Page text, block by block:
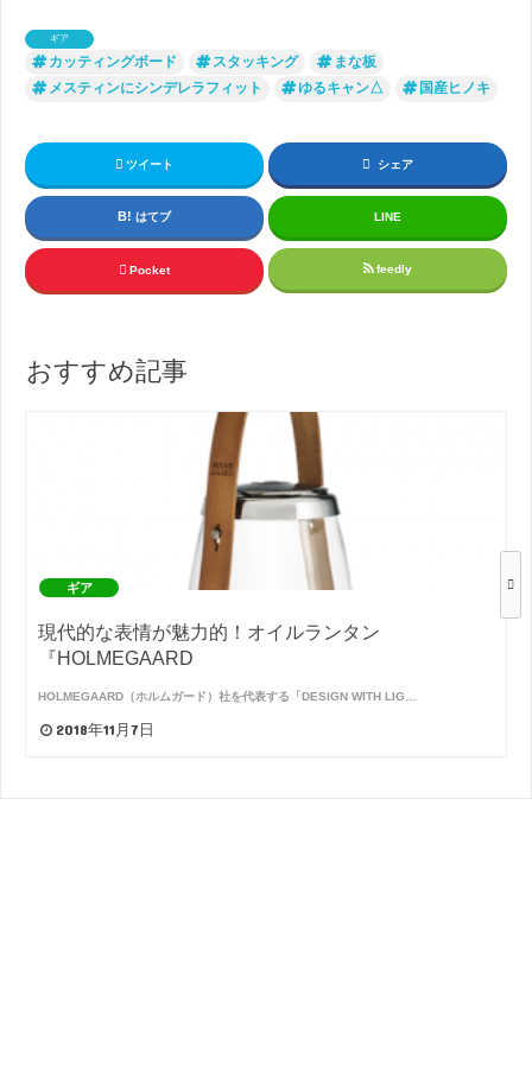
ギア
カッティングボード スタッキング
まな板
メスティンにシンデレラフィット
ゆるキャン△ 国産ヒノキ
ツイート シェア
はてブ LINE
Pocket feedly
おすすめ記事
ギア
現代的な表情が魅力的！オイルランタン
『HOLMEGAARD
HOLMEGAARD（ホルムガード）社を代表する「DESIGN WITH LIG…
2018年11月7日